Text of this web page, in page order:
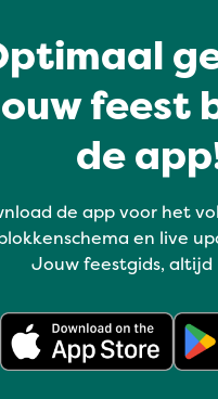
feest
de
de app voor het
en live
Jouw feestgids, altijd